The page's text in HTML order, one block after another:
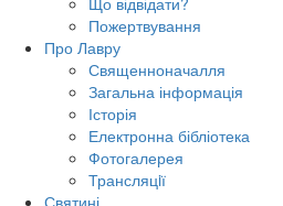
Пожертвування
Про Лавру
Священноначалля
Загальна інформація
Історія
Електронна бібліотека
Фотогалерея
Трансляцiї
Святині